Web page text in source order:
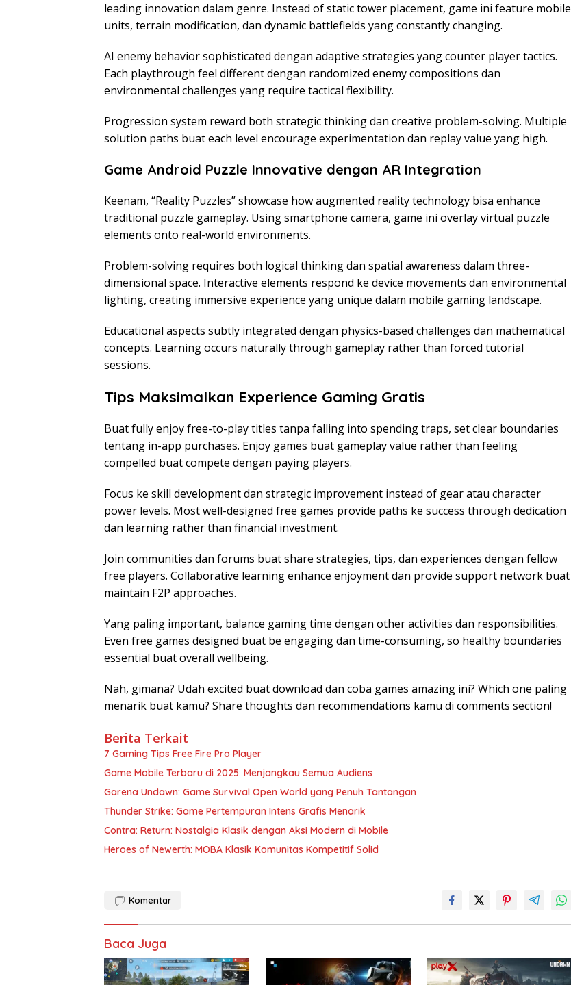
leading innovation dalam genre. Instead of static tower placement, game ini feature mobile
units, terrain modification, dan dynamic battlefields yang constantly changing.
AI enemy behavior sophisticated dengan adaptive strategies yang counter player tactics.
Each playthrough feel different dengan randomized enemy compositions dan
environmental challenges yang require tactical flexibility.
Progression system reward both strategic thinking dan creative problem-solving. Multiple
solution paths buat each level encourage experimentation dan replay value yang high.
Game Android Puzzle Innovative dengan AR Integration
Keenam, “Reality Puzzles” showcase how augmented reality technology bisa enhance
traditional puzzle gameplay. Using smartphone camera, game ini overlay virtual puzzle
elements onto real-world environments.
Problem-solving requires both logical thinking dan spatial awareness dalam three-
dimensional space. Interactive elements respond ke device movements dan environmental
lighting, creating immersive experience yang unique dalam mobile gaming landscape.
Educational aspects subtly integrated dengan physics-based challenges dan mathematical
concepts. Learning occurs naturally through gameplay rather than forced tutorial
sessions.
Tips Maksimalkan Experience Gaming Gratis
Buat fully enjoy free-to-play titles tanpa falling into spending traps, set clear boundaries
tentang in-app purchases. Enjoy games buat gameplay value rather than feeling
compelled buat compete dengan paying players.
Focus ke skill development dan strategic improvement instead of gear atau character
power levels. Most well-designed free games provide paths ke success through dedication
dan learning rather than financial investment.
Join communities dan forums buat share strategies, tips, dan experiences dengan fellow
free players. Collaborative learning enhance enjoyment dan provide support network buat
maintain F2P approaches.
Yang paling important, balance gaming time dengan other activities dan responsibilities.
Even free games designed buat be engaging dan time-consuming, so healthy boundaries
essential buat overall wellbeing.
Nah, gimana? Udah excited buat download dan coba games amazing ini? Which one paling
menarik buat kamu? Share thoughts dan recommendations kamu di comments section!
Berita Terkait
7 Gaming Tips Free Fire Pro Player
Game Mobile Terbaru di 2025: Menjangkau Semua Audiens
Garena Undawn: Game Survival Open World yang Penuh Tantangan
Thunder Strike: Game Pertempuran Intens Grafis Menarik
Contra: Return: Nostalgia Klasik dengan Aksi Modern di Mobile
Heroes of Newerth: MOBA Klasik Komunitas Kompetitif Solid
Komentar
Baca Juga